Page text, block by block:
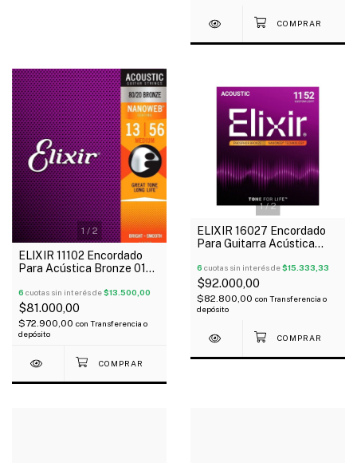
1/2
ELIXIR 11102 Encordado
Para Acústica Bronze 013-
6 cuotas sin interés de$13.500,00
$81.000,00
$72.900,00 con Transferencia o
depósito
1/2
ELIXIR 16027 Encordado
Para Guitarra Acústica
NANOWEB
6 cuotas sin interés de$15.333,33
$92.000,00
$82.800,00 con Transferencia o
depósito